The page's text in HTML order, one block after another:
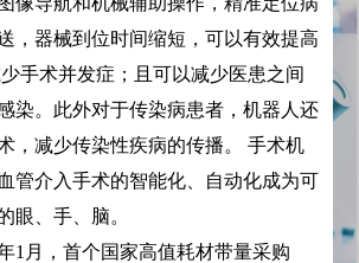
，器械到位时间缩短，可以有效提高
手术并发症；且可以减少医患之间
染。此外对于传染病患者，机器人还
，减少传染性疾病的传播。 手术机
管介入手术的智能化、自动化成为可
眼、手、脑。
1月，首个国家高值耗材带量采购